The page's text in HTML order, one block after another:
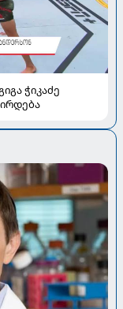
ჭიკაძე